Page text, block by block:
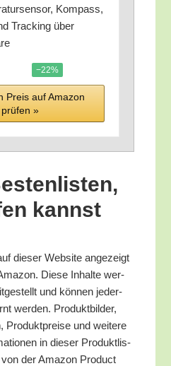
Kom­pass,
Track­ing über
−22%
Preis auf Ama­zon
prü­fen »
kannst
die­ser Web­site ange­zeigt
Die­se Inhal­te wer­
und kön­nen jeder­
wer­den. Pro­dukt­bil­der,
Pro­dukt­prei­se und wei­te­re
in die­ser Pro­dukt­lis­
der Ama­zon Pro­duct